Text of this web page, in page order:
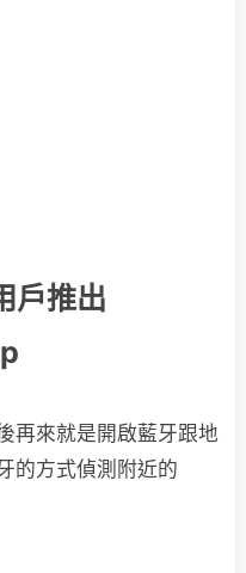
戶推出
再來就是開啟藍牙跟地
的方式偵測附近的